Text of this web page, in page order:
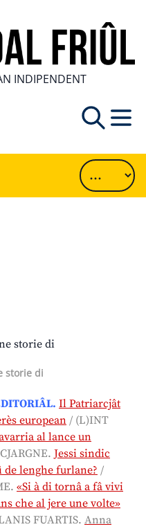
INDIPENDENT
storie di
Il Patriarcjât
european / (L)INT
al lance un
Jessi sindic
de lenghe furlane? /
«Si à di tornâ a fâ vivi
che al jere une volte»
FUARTIS. Anna